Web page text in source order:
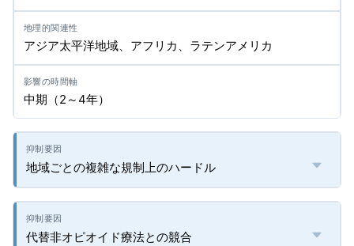
アジア太平洋地域、アフリカ、ラテンアメリカ
中期（2～4年）
地域ごとの複雑な規制上のハードル
代替非オピオイド療法との競合